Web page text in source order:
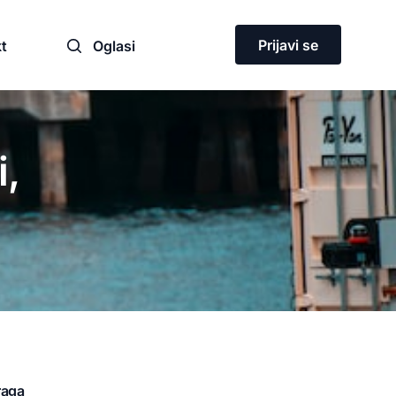
Oglasi Prijavi se